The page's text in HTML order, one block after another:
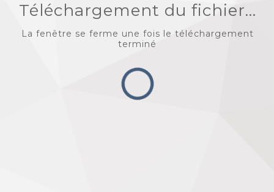
Téléchargement du fichier...
La fenêtre se ferme une fois le téléchargement
terminé